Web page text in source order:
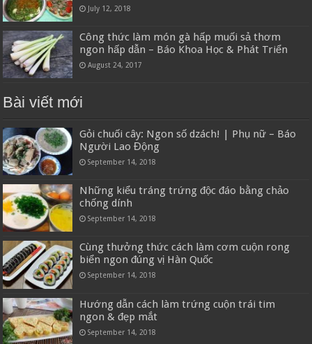
July 12, 2018
Công thức làm món gà hấp muối sả thơm
ngon hấp dẫn – Báo Khoa Học & Phát Triển
August 24, 2017
Bài viết mới
Gỏi chuối cây: Ngon số dzách! | Phụ nữ – Báo
Người Lao Động
September 14, 2018
Những kiểu tráng trứng độc đáo bằng chảo
chống dính
September 14, 2018
Cùng thưởng thức cách làm cơm cuộn rong
biển ngon đúng vị Hàn Quốc
September 14, 2018
Hướng dẫn cách làm trứng cuộn trái tim
ngon & đẹp mắt
September 14, 2018